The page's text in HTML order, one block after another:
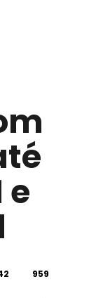
e
959